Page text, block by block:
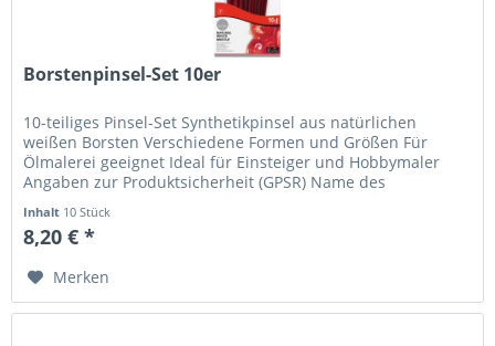
Borstenpinsel-Set 10er
10-teiliges Pinsel-Set Synthetikpinsel aus natürlichen
weißen Borsten Verschiedene Formen und Größen Für
Ölmalerei geeignet Ideal für Einsteiger und Hobbymaler
Angaben zur Produktsicherheit (GPSR) Name des
Inhalt 10 Stück
8,20 € *
Merken